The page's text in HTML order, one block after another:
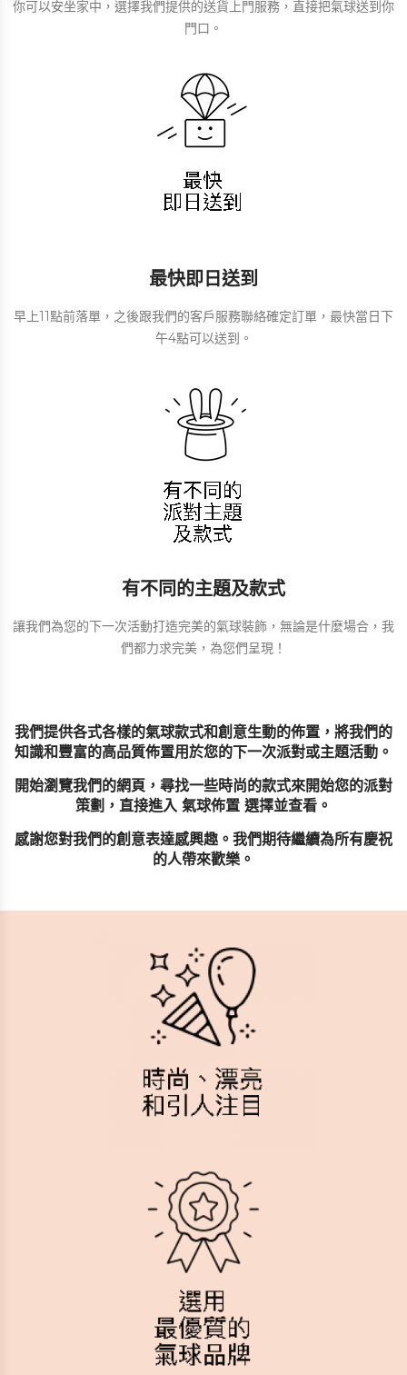
你可以安坐家中，選擇我們提供的送貨上門服務，直接把氣球送到你
門口。
最快即日送到
早上11點前落單，之後跟我們的客戶服務聯絡確定訂單，最快當日下
午4點可以送到。
有不同的主題及款式
讓我們為您的下一次活動打造完美的氣球裝飾，無論是什麼場合，我
們都力求完美，為您們呈現！
我們提供各式各樣的氣球款式和創意生動的佈置，將我們的
知識和豐富的高品質佈置用於您的下一次派對或主題活動。
開始瀏覽我們的網頁，尋找一些時尚的款式來開始您的派對
策劃，直接進入 氣球佈置 選擇並查看。
感謝您對我們的創意表達感興趣。我們期待繼續為所有慶祝
的人帶來歡樂。